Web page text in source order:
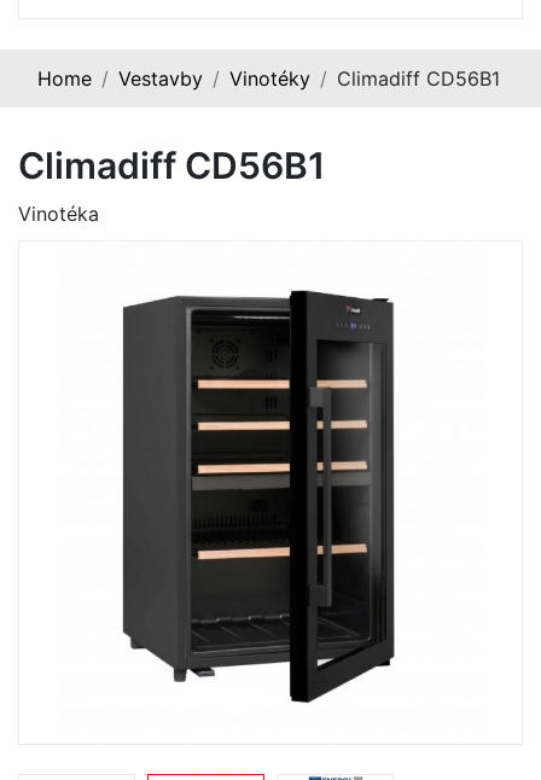
Home Vestavby Vinotéky Climadiff CD56B1
Climadiff CD56B1
Vinotéka